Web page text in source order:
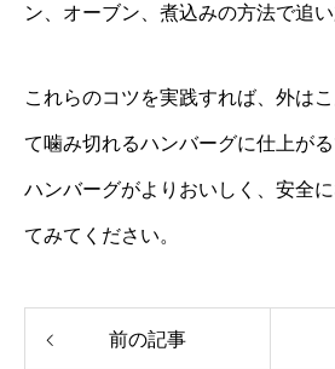
ン、オーブン、煮込みの方法で追い
これらのコツを実践すれば、外は
て噛み切れるハンバーグに仕上が
ハンバーグがよりおいしく、安全
てみてください。
前の記事